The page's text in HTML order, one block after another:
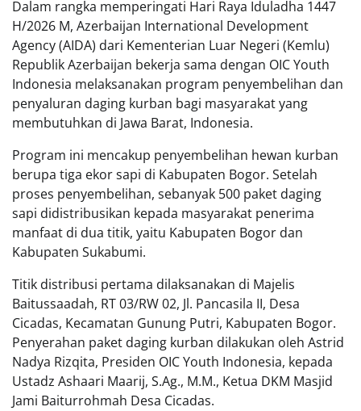
Dalam rangka memperingati Hari Raya Iduladha 1447
H/2026 M, Azerbaijan International Development
Agency (AIDA) dari Kementerian Luar Negeri (Kemlu)
Republik Azerbaijan bekerja sama dengan OIC Youth
Indonesia melaksanakan program penyembelihan dan
penyaluran daging kurban bagi masyarakat yang
membutuhkan di Jawa Barat, Indonesia.
Program ini mencakup penyembelihan hewan kurban
berupa tiga ekor sapi di Kabupaten Bogor. Setelah
proses penyembelihan, sebanyak 500 paket daging
sapi didistribusikan kepada masyarakat penerima
manfaat di dua titik, yaitu Kabupaten Bogor dan
Kabupaten Sukabumi.
Titik distribusi pertama dilaksanakan di Majelis
Baitussaadah, RT 03/RW 02, Jl. Pancasila II, Desa
Cicadas, Kecamatan Gunung Putri, Kabupaten Bogor.
Penyerahan paket daging kurban dilakukan oleh Astrid
Nadya Rizqita, Presiden OIC Youth Indonesia, kepada
Ustadz Ashaari Maarij, S.Ag., M.M., Ketua DKM Masjid
Jami Baiturrohmah Desa Cicadas.